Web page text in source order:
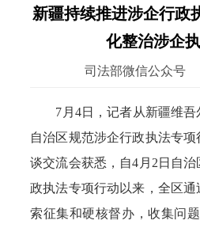
新疆持续推进涉企行政
化整治涉企
司法部微信公众号
7月4日，记者从新疆维吾
自治区规范涉企行政执法专
谈交流会获悉，自4月2日自
政执法专项行动以来，全区
索征集和硬核督办，收集问